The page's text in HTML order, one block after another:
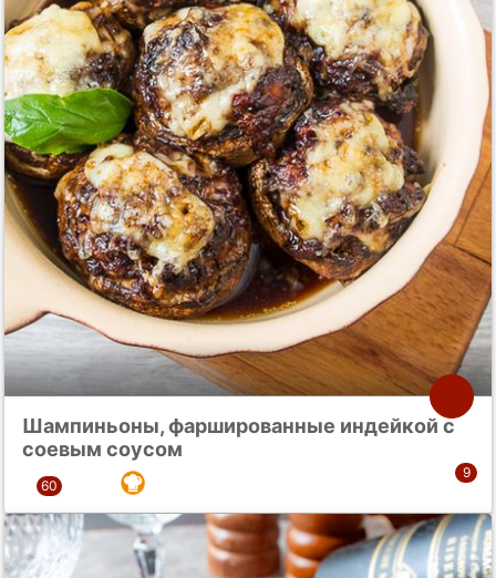
Шампиньоны, фаршированные индейкой с
соевым соусом